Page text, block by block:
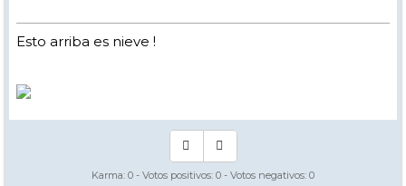
Esto arriba es nieve !
Karma: 0 - Votos positivos: 0 - Votos negativos: 0